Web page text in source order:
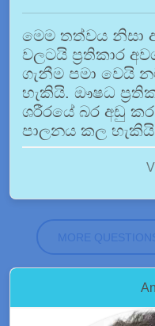
මෙම තත්වය
වලටයි ප්‍රතිකාර
ගැනීම පමා වෙයි
හැකියි. ඖෂධ
ශරීරයේ බර අඩු
පාලනය කල හැකියි
MORE